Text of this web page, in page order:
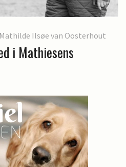
Ilsøe van Oosterhout
i Mathiesens